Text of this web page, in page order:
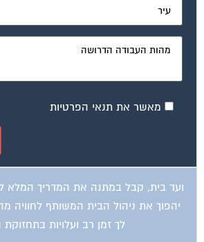
מאשר את תנאי הפרטיות
ועד בית, קבל במתנה את המדריך המלא
יהפוך את ניהול הבית המשותף לחוויה
לך זמן רב ועלויות בתחזוקת